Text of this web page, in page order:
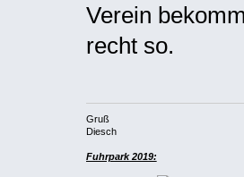
Verein
recht so.
Gruß
Diesch
Fuhrpark 2019: